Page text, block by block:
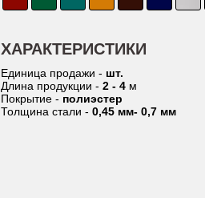
ХАРАКТЕРИСТИКИ
Единица продажи - шт.
Длина продукции - 2 - 4 м
Покрытие - полиэстер
Толщина стали - 0,45 мм- 0,7 мм